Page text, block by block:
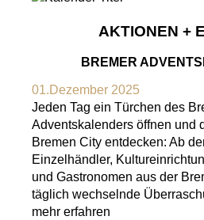
AKTIONEN +
BREMER
01.Dezember 2025
Jeden Tag ein Türchen des
Adventskalenders öffnen und
Bremen City entdecken: Ab
Einzelhändler,
und Gastronomen aus der
täglich wechselnde
mehr erfahren